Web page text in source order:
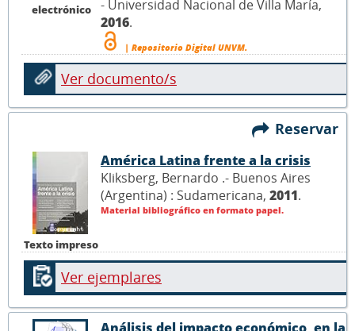
electrónico
- Universidad Nacional de Villa María,
2016.
| Repositorio Digital UNVM.
Ver documento/s
Reservar
Texto impreso
América Latina frente a la crisis
Kliksberg, Bernardo .- Buenos Aires
(Argentina) : Sudamericana, 2011.
Material bibliográfico en formato papel.
Ver ejemplares